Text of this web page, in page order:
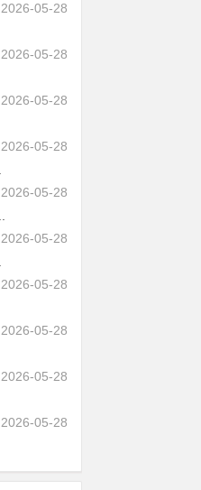
2026-05-28
2026-05-28
2026-05-28
2026-05-28
2026-05-28
2026-05-28
2026-05-28
2026-05-28
2026-05-28
2026-05-28